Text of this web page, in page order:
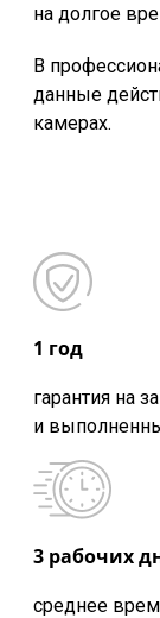
на долгое
В
данные
камерах.
1 год
гарантия на
и
3 рабочих
среднее